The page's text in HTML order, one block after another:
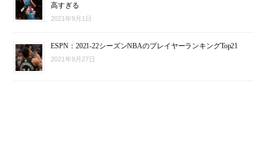
高すぎる
2021年9月1日
ESPN：2021-22シーズンNBAのプレイヤーランキングTop21
2021年9月27日